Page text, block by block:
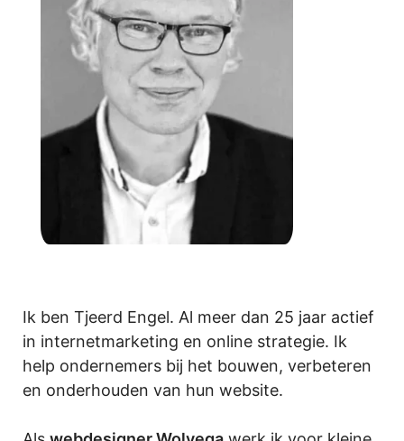
Ik ben Tjeerd Engel. Al meer dan 25 jaar actief
in internetmarketing en online strategie. Ik
help ondernemers bij het bouwen, verbeteren
en onderhouden van hun website.